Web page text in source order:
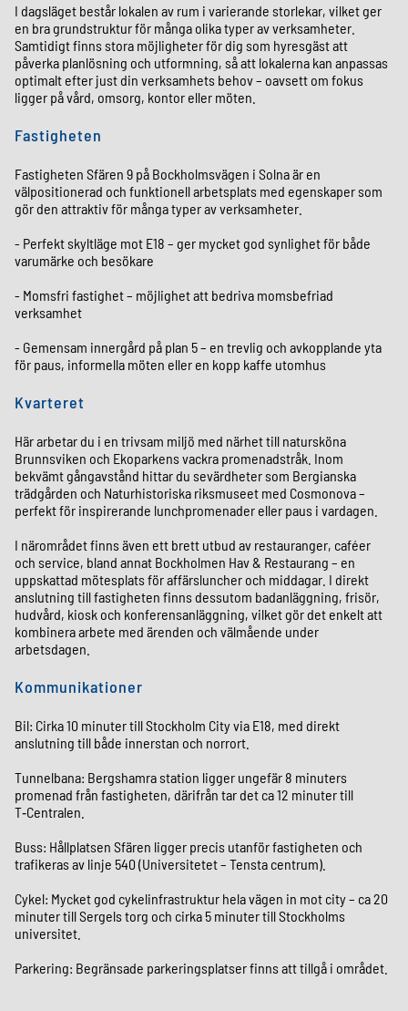
I dagsläget består lokalen av rum i varierande storlekar, vilket ger
en bra grundstruktur för många olika typer av verksamheter.
Samtidigt finns stora möjligheter för dig som hyresgäst att
påverka planlösning och utformning, så att lokalerna kan anpassas
optimalt efter just din verksamhets behov – oavsett om fokus
ligger på vård, omsorg, kontor eller möten.
Fastigheten
Fastigheten Sfären 9 på Bockholmsvägen i Solna är en
välpositionerad och funktionell arbetsplats med egenskaper som
gör den attraktiv för många typer av verksamheter.
- Perfekt skyltläge mot E18 – ger mycket god synlighet för både
varumärke och besökare
- Momsfri fastighet – möjlighet att bedriva momsbefriad
verksamhet
- Gemensam innergård på plan 5 – en trevlig och avkopplande yta
för paus, informella möten eller en kopp kaffe utomhus
Kvarteret
Här arbetar du i en trivsam miljö med närhet till natursköna
Brunnsviken och Ekoparkens vackra promenadstråk. Inom
bekvämt gångavstånd hittar du sevärdheter som Bergianska
trädgården och Naturhistoriska riksmuseet med Cosmonova –
perfekt för inspirerande lunchpromenader eller paus i vardagen.
I närområdet finns även ett brett utbud av restauranger, caféer
och service, bland annat Bockholmen Hav & Restaurang – en
uppskattad mötesplats för affärsluncher och middagar. I direkt
anslutning till fastigheten finns dessutom badanläggning, frisör,
hudvård, kiosk och konferensanläggning, vilket gör det enkelt att
kombinera arbete med ärenden och välmående under
arbetsdagen.
Kommunikationer
Bil: Cirka 10 minuter till Stockholm City via E18, med direkt
anslutning till både innerstan och norrort.
Tunnelbana: Bergshamra station ligger ungefär 8 minuters
promenad från fastigheten, därifrån tar det ca 12 minuter till
T‑Centralen.
Buss: Hållplatsen Sfären ligger precis utanför fastigheten och
trafikeras av linje 540 (Universitetet – Tensta centrum).
Cykel: Mycket god cykelinfrastruktur hela vägen in mot city – ca 20
minuter till Sergels torg och cirka 5 minuter till Stockholms
universitet.
Parkering: Begränsade parkeringsplatser finns att tillgå i området.